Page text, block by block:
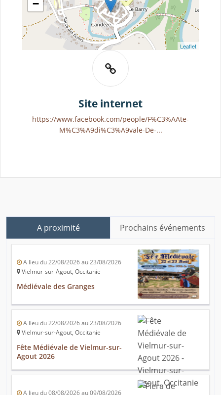
−
Leaflet
Site internet
https://www.facebook.com/people/F%C3%AAte-
M%C3%A9di%C3%A9vale-De-...
A proximité Prochains événements
A lieu du 22/08/2026 au 23/08/2026
Vielmur-sur-Agout, Occitanie
Médiévale des Granges
A lieu du 22/08/2026 au 23/08/2026
Vielmur-sur-Agout, Occitanie
Fête Médiévale de Vielmur-sur-
Agout 2026
A lieu du 08/08/2026 au 09/08/2026